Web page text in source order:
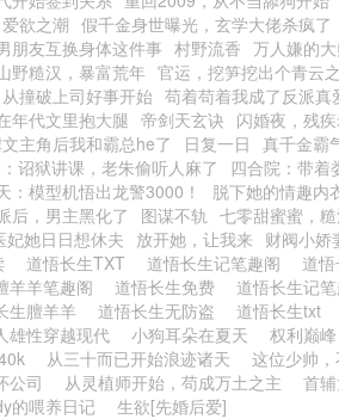
爱欲之潮 假千金身世曝光，玄学大佬杀疯了
朋友互换身体这件事 村野流香 万人嫌的
野糙汉，暴富荒年 官运，挖笋挖出个青云
撞破上司好事开始 苟着苟着我成了反派真
年代文里抱大腿 帝剑天玄诀 闪婚夜，残
主角后我和霸总he了 日复一日 真千金霸
诏狱讲课，老朱偷听人麻了 四合院：带着
：模型机悟出龙警3000！ 脱下她的情趣内
后，男主黑化了 图谋不轨 七零甜蜜蜜，
妃她日日想休夫 放开她，让我来 财阀小娇
道悟长生TXT 道悟长生记笔趣阁 道
羊羊笔趣阁 道悟长生免费 道悟长生记
生膻羊羊 道悟长生无防盗 道悟长生txt
雄性穿越现代 小狗耳朵在夏天 权利巅
从三十而已开始浪迹诸天 这位少帅，
公司 从灵植师开始，苟成万土之主 首
的喂养日记 生欲[先婚后爱]